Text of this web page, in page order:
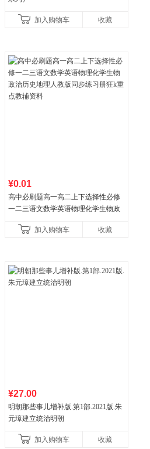
加入购物车 收藏
¥0.01
高中必刷题高一高二上下选择性必修
一二三语文数学英语物理化学生物政
教辅资料加入购物车 收藏
¥27.00
明朝那些事儿增补版.第1部.2021版.朱
元璋建立统治明朝
加入购物车 收藏